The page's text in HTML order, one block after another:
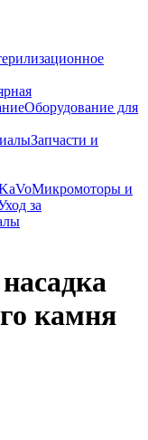
Оборудование для
Запчасти и
Микромоторы и
за
камня